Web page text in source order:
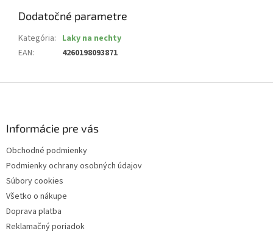
Dodatočné parametre
Kategória: Laky na nechty
EAN: 4260198093871
Informácie pre vás
Obchodné podmienky
Podmienky ochrany osobných údajov
Súbory cookies
Všetko o nákupe
Doprava platba
Reklamačný poriadok